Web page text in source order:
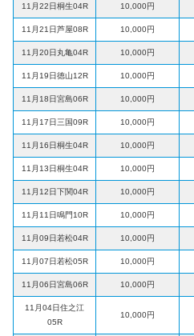
11月22日桐生04R 10,000円
11月21日芦屋08R 10,000円
11月20日丸亀04R 10,000円
11月19日徳山12R 10,000円
11月18日宮島06R 10,000円
11月17日三国09R 10,000円
11月16日桐生04R 10,000円
11月13日桐生04R 10,000円
11月12日下関04R 10,000円
11月11日鳴門10R 10,000円
11月09日若松04R 10,000円
11月07日若松05R 10,000円
11月06日宮島06R 10,000円
11月04日住之江
05R
10,000円